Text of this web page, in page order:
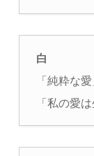
白
「純粋な愛
「私の愛